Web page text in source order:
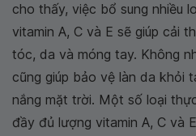
cho thấy, việc bổ sung nhiều
vitamin A, C và E sẽ giúp cải
tóc, da và móng tay. Không
cũng giúp bảo vệ làn da khỏi
nắng mặt trời. Một số loại
đầy đủ lượng vitamin A, C và